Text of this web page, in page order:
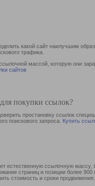
какой сайт наилучшим
трафика.
массой, которую они
сайтов
покупки ссылок?
простановку ссылок
поискового запроса. Купить
естественную ссылочную
страниц и позиции более
стоимость и сроки продвижения.